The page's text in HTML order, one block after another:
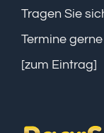
Tragen Sie
Termine
[zum Eintrag]